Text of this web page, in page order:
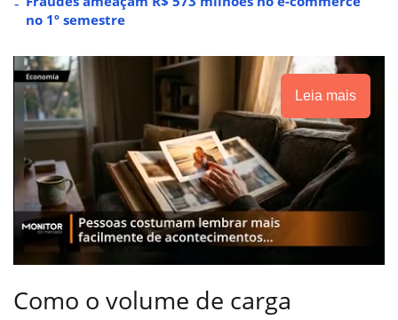
no 1º semestre
Leia mais
Como o volume de carga